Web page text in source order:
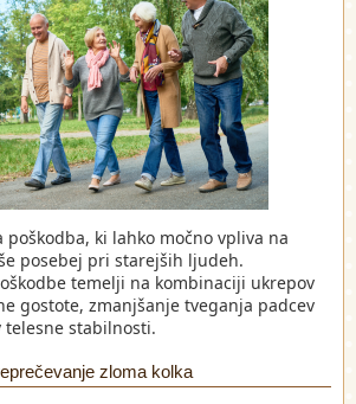
poškodba, ki lahko močno vpliva na
posebej pri starejših ljudeh.
temelji na kombinaciji ukrepov
gostote, zmanjšanje tveganja padcev
stabilnosti.
zloma kolka